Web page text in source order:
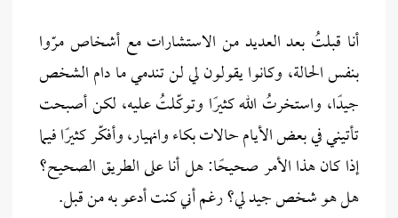
أنا قبلتُ بعد العديد من الاستشارات مع أشخاص مرّوا
بنفس الحالة، وكانوا يقولون لي لن تندمي ما دام الشخص
جيدًا، واستخرتُ الله كثيرًا وتوكّلتُ عليه، لكن أصبحت
تأتيني في بعض الأيام حالات بكاء وانهيار، وأفكّر كثيرًا فيما
إذا كان هذا الأمر صحيحًا: هل أنا على الطريق الصحيح؟
هل هو شخص جيد لي؟ رغم أني كنت أدعو به من قبل.